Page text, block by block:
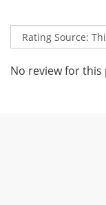
No review for